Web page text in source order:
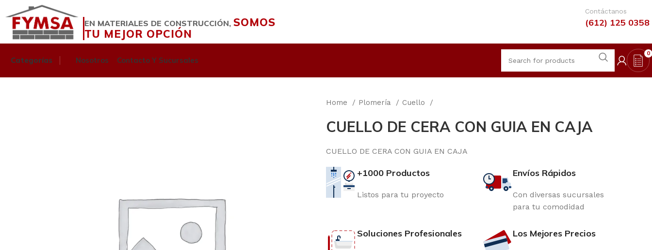
EN MATERIALES DE CONSTRUCCIÓN, SOMOS
TU MEJOR OPCIÓN
Contáctanos
(612) 125 0358
Categorías Nosotros Contacto Y Sucursales
0
Home Plomería Cuello
CUELLO DE CERA CON GUIA EN CAJA
CUELLO DE CERA CON GUIA EN CAJA
+1000 Productos
Listos para tu proyecto
Envíos Rápidos
Con diversas sucursales
para tu comodidad
Soluciones Profesionales Los Mejores Precios